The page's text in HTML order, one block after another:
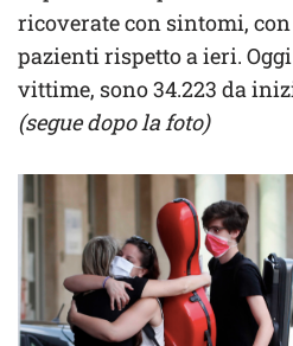
ricoverate con sintomi,
pazienti rispetto a ieri.
vittime, sono 34.223 da
(segue dopo la foto)